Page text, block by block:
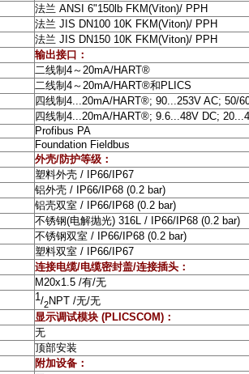
法兰 ANSI 6"150lb FKM(Viton)/ PPH
法兰 JIS DN100 10K FKM(Viton)/ PPH
法兰 JIS DN150 10K FKM(Viton)/ PPH
输出接口：
二线制 4～20mA/HART®
二线制 4～20mA/HART®和 PLICS
四线制 4...20mA/HART®; 90...253V AC; 50/
四线制 4...20mA/HART®; 9.6...48V DC;
Profibus PA
Foundation Fieldbus
外壳/防护等级：
塑料外壳/ IP66/IP67
铝外壳/ IP66/IP68 (0.2 bar)
铝壳双室/ IP66/IP68 (0.2 bar)
不锈钢(电解抛光) 316L / IP66/IP68 (0.2 bar)
不锈钢双室/ IP66/IP68 (0.2 bar)
塑料双室/ IP66/IP67
连接电缆/电缆密封盖/连接插头：
M20x1.5 /有/无
1/2NPT /无/无
显示调试模块(PLICSCOM)：
无
顶部安装
附加设备：